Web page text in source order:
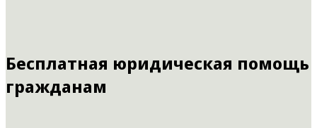
Бесплатная юридическая помощь
гражданам